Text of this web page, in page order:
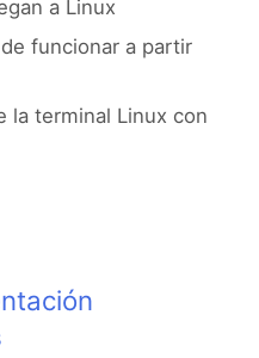
a Linux
funcionar a partir
la terminal Linux con